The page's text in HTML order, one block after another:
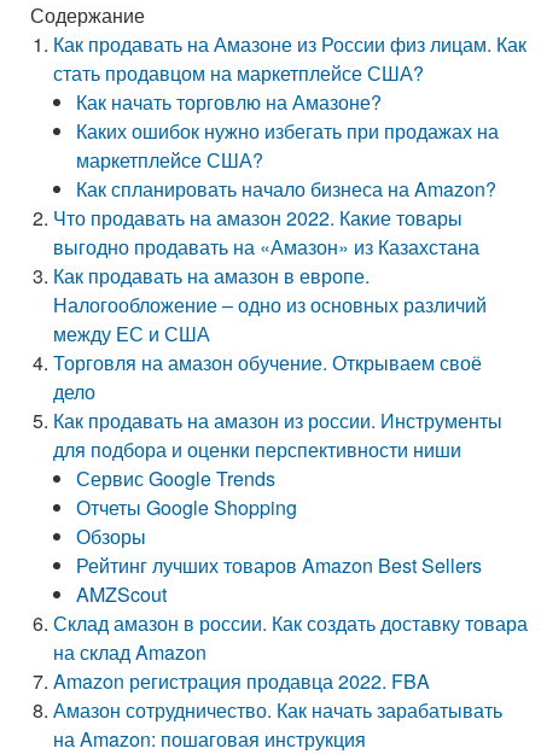
Содержание
Как продавать на Амазоне из России физ лицам. Как
стать продавцом на маркетплейсе США?
Как начать торговлю на Амазоне?
Каких ошибок нужно избегать при продажах на
маркетплейсе США?
Как спланировать начало бизнеса на Amazon?
Что продавать на амазон 2022. Какие товары
выгодно продавать на «Амазон» из Казахстана
Как продавать на амазон в европе.
Налогообложение – одно из основных различий
между ЕС и США
Торговля на амазон обучение. Открываем своё
дело
Как продавать на амазон из россии. Инструменты
для подбора и оценки перспективности ниши
Сервис Google Trends
Отчеты Google Shopping
Обзоры
Рейтинг лучших товаров Amazon Best Sellers
AMZScout
Склад амазон в россии. Как создать доставку товара
на склад Amazon
Amazon регистрация продавца 2022. FBA
Амазон сотрудничество. Как начать зарабатывать
на Amazon: пошаговая инструкция